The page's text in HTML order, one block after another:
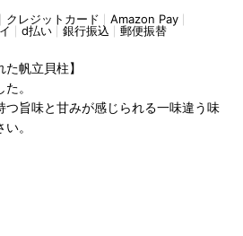
クレジットカード
Amazon Pay
d払い 銀行振込 郵便振替
帆立貝柱】
。
つ旨味と甘みが感じられる一味違う味
。